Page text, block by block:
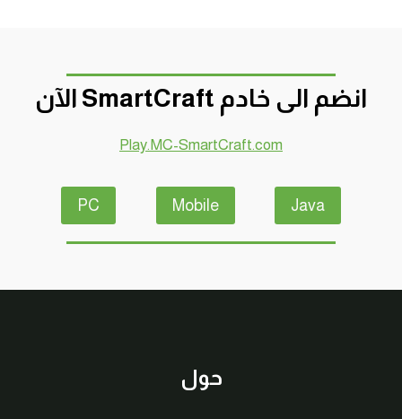
انضم الى خادم SmartCraft الآن
Play.MC-SmartCraft.com
Java
Mobile
PC
حول